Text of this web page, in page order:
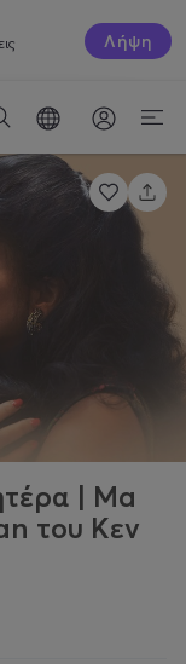
Λήψη
| Ma
του Κεν